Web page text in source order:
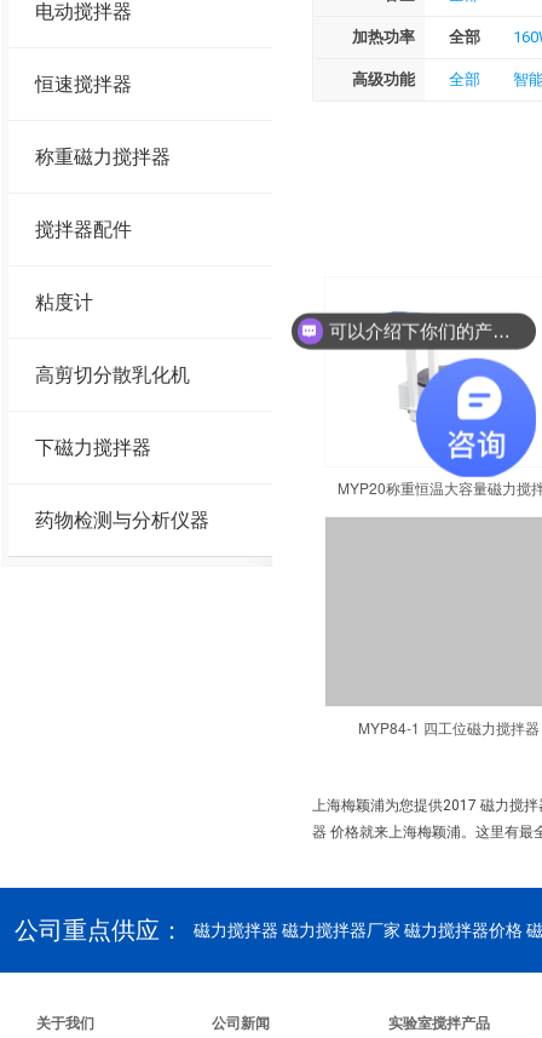
电动搅拌器
恒速搅拌器
称重磁力搅拌器
搅拌器配件
粘度计
高剪切分散乳化机
下磁力搅拌器
药物检测与分析仪器
加热功率 全部
高级功能 全部 智
MYP20称重恒温大容量磁力搅
MYP84-1 四工位磁力搅拌器
上海梅颖浦为您提供2017 磁力搅
器 价格就来上海梅颖浦。这里有最
公司重点供应： 磁力搅拌器 磁力搅拌器厂家 磁力搅拌器价格
关于我们 公司新闻 实验室搅拌产品
可以介绍下你们的产品么？